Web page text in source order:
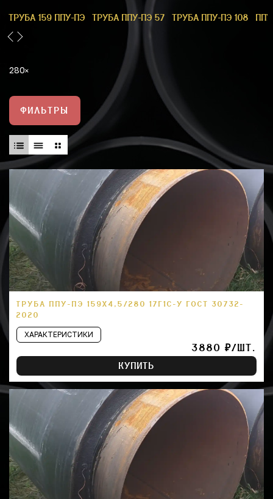
ТРУБА 159 ППУ-ПЭ ТРУБА ППУ-ПЭ 57 ТРУБА ППУ-ПЭ 108
280
ФИЛЬТРЫ
ТРУБА ППУ-ПЭ 159Х4,5/280 17Г1С-У ГОСТ 30732-
2020
ХАРАКТЕРИСТИКИ
3880 ₽/ШТ.
КУПИТЬ